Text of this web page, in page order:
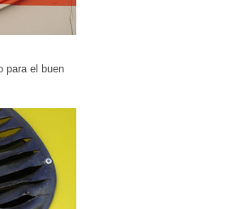
para el buen